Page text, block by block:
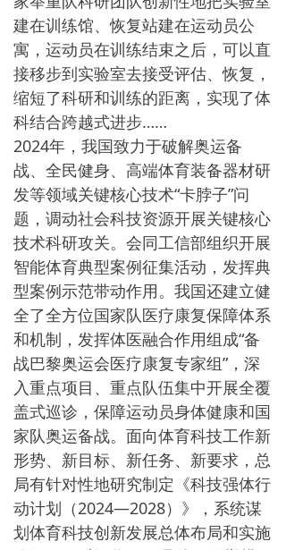
建在训练馆、恢复站建在运动员公
寓，运动员在训练结束之后，可以直
接移步到实验室去接受评估、恢复，
缩短了科研和训练的距离，实现了体
科结合跨越式进步……
2024年，我国致力于破解奥运备
战、全民健身、高端体育装备器材研
发等领域关键核心技术“卡脖子”问
题，调动社会科技资源开展关键核心
技术科研攻关。会同工信部组织开展
智能体育典型案例征集活动，发挥典
型案例示范带动作用。我国还建立健
全了全方位国家队医疗康复保障体系
和机制，发挥体医融合作用组成“备
战巴黎奥运会医疗康复专家组”，深
入重点项目、重点队伍集中开展全覆
盖式巡诊，保障运动员身体健康和国
家队奥运备战。面向体育科技工作新
形势、新目标、新任务、新要求，总
局有针对性地研究制定《科技强体行
动计划（2024—2028）》，系统谋
划体育科技创新发展总体布局和实施